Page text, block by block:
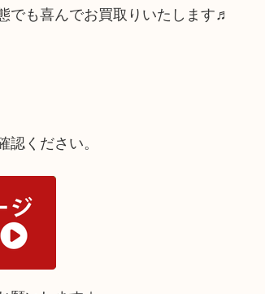
でも喜んでお買取りいたします♬
ください。